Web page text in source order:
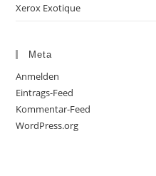
Xerox Exotique
Meta
Anmelden
Eintrags-Feed
Kommentar-Feed
WordPress.org